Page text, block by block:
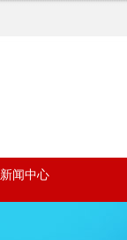
新闻中心